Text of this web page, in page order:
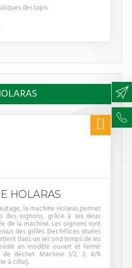
des tapis

HOLARAS
la machine Holaras permet
des oignons, grâce à ses deux
de la machine. Les oignons sont
des grilles. Des hélices situées
dans un second temps de les
en modèle ouvert et fermé
déchet. Machine 1/2, 3, 4/6
à côte).